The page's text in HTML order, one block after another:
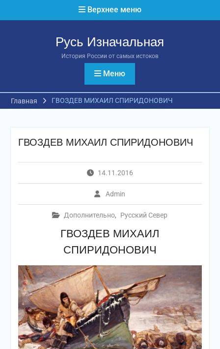
Верхнее меню
Русь Изначальная
История России от самых истоков
Меню
Главная ГВОЗДЕВ МИХАИЛ СПИРИДОНОВИЧ
ГВОЗДЕВ МИХАИЛ СПИРИДОНОВИЧ
14.11.2016
Admin
Дополнительно, Русский Север
ГВОЗДЕВ МИХАИЛ
СПИРИДОНОВИЧ